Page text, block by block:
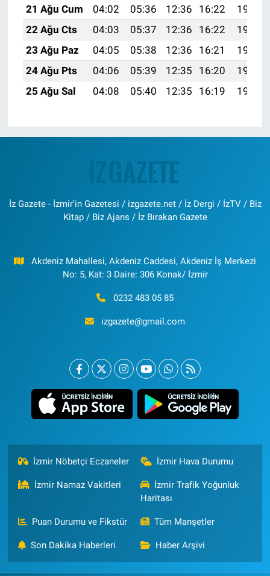
21 Ağu Cum
04:02 05:36 12:36 16:22
19:26
22 Ağu Cts
04:03 05:37 12:36 16:22
19:24
23 Ağu Paz
04:05 05:38 12:36 16:21
19:23
24 Ağu Pts
04:06 05:39 12:35 16:20
19:21
25 Ağu Sal
04:08 05:40 12:35 16:19 19:20
İz Gazete - İzmir'in Gazetesi / izgazete.net / İz Dergi / İzTV / Biz
Kitap / Biz Ajans / İz Bırakan Gazete
Akdeniz Mahallesi, Akdeniz Caddesi, Akdeniz İş Merkezi
No: 5, Kat: 3 Daire: 306 Konak/ İzmir
0232 483 05 85
izgazete@gmail.com
İzmir Nöbetçi Eczaneler İzmir Hava Durumu
İzmir Namaz Vakitleri
İzmir Trafik Yoğunluk
Haritası
Puan Durumu ve Fikstür Tüm Manşetler
Son Dakika Haberleri Haber Arşivi